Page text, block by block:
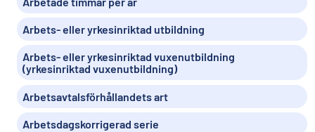
Arbets- eller yrkesinriktad utbildning
Arbets- eller yrkesinriktad vuxenutbildning
(yrkesinriktad vuxenutbildning)
Arbetsavtalsförhållandets art
Arbetsdagskorrigerad serie